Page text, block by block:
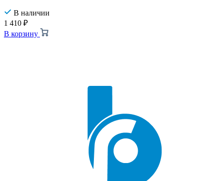
В наличии
1 410 ₽
В корзину